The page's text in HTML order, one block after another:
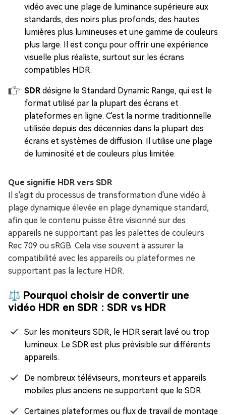
vidéo avec une plage de luminance supérieure aux
standards, des noirs plus profonds, des hautes
lumières plus lumineuses et une gamme de couleurs
plus large. Il est conçu pour offrir une expérience
visuelle plus réaliste, surtout sur les écrans
compatibles HDR.
SDRdésigne le Standard Dynamic Range, qui est le
format utilisé par la plupart des écrans et
plateformes en ligne. C'est la norme traditionnelle
utilisée depuis des décennies dans la plupart des
écrans et systèmes de diffusion. Il utilise une plage
de luminosité et de couleurs plus limitée.
Que signifie HDR vers SDR
Il s'agit du processus de transformation d'une vidéo à
plage dynamique élevée en plage dynamique standard,
afin que le contenu puisse être visionné sur des
appareils ne supportant pas les palettes de couleurs
Rec 709 ou sRGB. Cela vise souvent à assurer la
compatibilité avec les appareils ou plateformes ne
supportant pas la lecture HDR.
⚖️️ Pourquoi choisir de convertir une
vidéo HDR en SDR : SDR vs HDR
Sur les moniteurs SDR, le HDR serait lavé ou trop
lumineux. Le SDR est plus prévisible sur différents
appareils.
De nombreux téléviseurs, moniteurs et appareils
mobiles plus anciens ne supportent que le SDR.
Certaines plateformes ou flux de travail de montage